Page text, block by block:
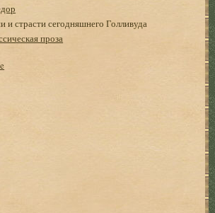
и страсти сегодняшнего Голливуда
проза